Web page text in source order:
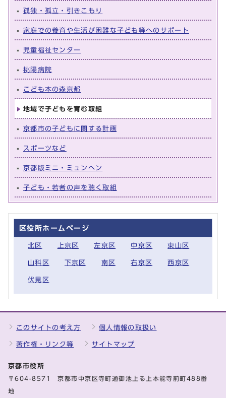
孤独・孤立・引きこもり
家庭での養育や生活が困難な子ども等へのサポート
児童福祉センター
桃陽病院
こども本の森京都
地域で子どもを育む取組
京都市の子どもに関する計画
スポーツなど
京都版ミニ・ミュンヘン
子ども・若者の声を聴く取組
区役所ホームページ
北区 上京区 左京区 中京区 東山区
山科区 下京区 南区 右京区 西京区
伏見区
このサイトの考え方 個人情報の取扱い
著作権・リンク等 サイトマップ
京都市役所
〒604-8571 京都市中京区寺町通御池上る上本能寺前町488番
地